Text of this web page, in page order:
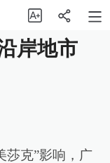
岸地市
莎克”影响，广